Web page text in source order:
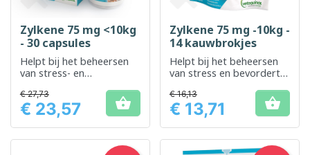
Zylkene 75 mg <10kg
- 30 capsules
Helpt bij het beheersen
van stress- en
bij kleine dieren
Prijs
€ 27,73
€ 23,57 
Zylkene 75 mg -10kg -
14 kauwbrokjes
Helpt bij het beheersen
van stress en bevordert
honden
Prijs
€ 16,13
€ 13,71 